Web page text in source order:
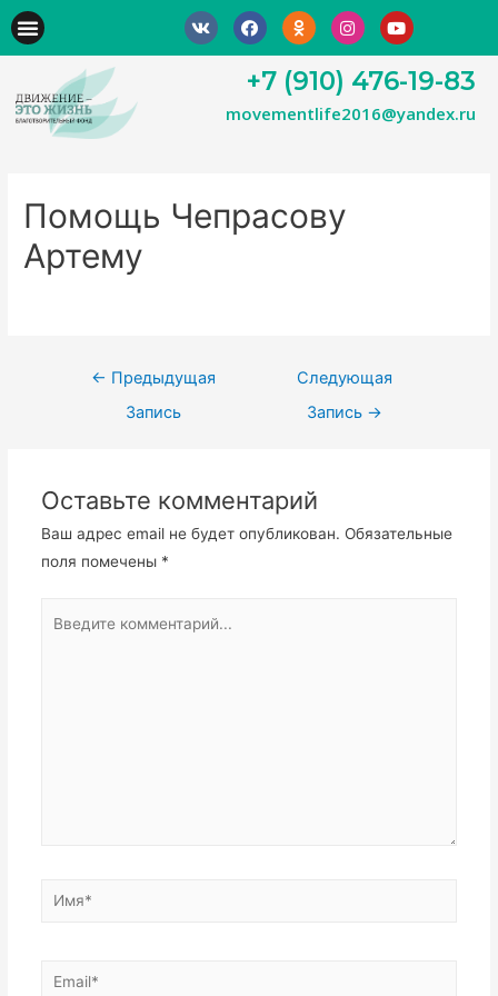
+7 (910) 476-19-83
movementlife2016@yandex.ru
Помощь Чепрасову
Артему
← Предыдущая
Запись
Следующая
Запись →
Оставьте комментарий
Ваш адрес email не будет опубликован. Обязательные
поля помечены *